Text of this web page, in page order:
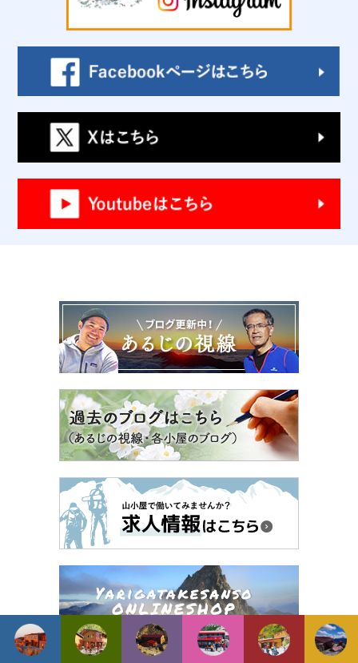
中部山岳国立公園プロモーション映像『Find Your Challenge』
期間 料金 予約 お問い合わせ